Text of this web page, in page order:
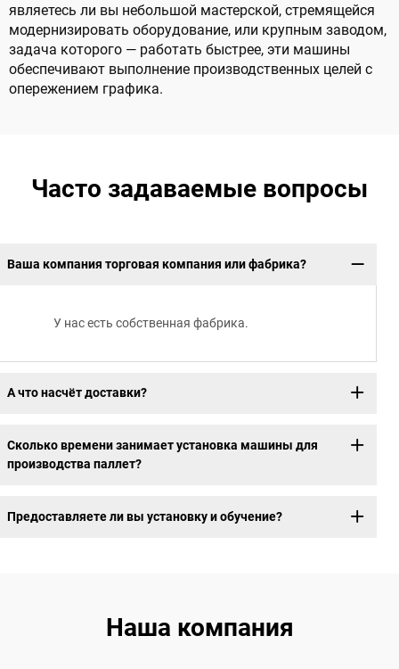
являетесь ли вы небольшой мастерской, стремящейся
модернизировать оборудование, или крупным заводом,
задача которого — работать быстрее, эти машины
обеспечивают выполнение производственных целей с
опережением графика.
Часто задаваемые вопросы
Ваша компания торговая компания или фабрика?
У нас есть собственная фабрика.
А что насчёт доставки?
Сколько времени занимает установка машины для
производства паллет?
Предоставляете ли вы установку и обучение?
Наша компания